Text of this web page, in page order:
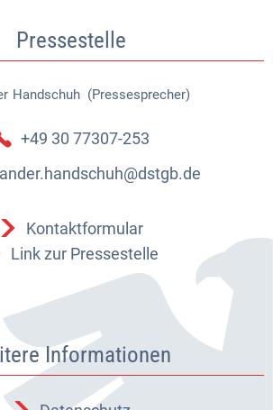
Pressestelle
Handschuh (Pressesprecher)
Alexander Handschuh
+49 30 77307-253
Kontaktformular
Link zur Pressestelle
Informationen